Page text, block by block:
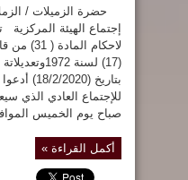
لاجتماع
الهيئة
المركزية
والهيئة
العامة
لنقابة
اطباء
الاسنان
مغلقة
حضرة الزميلات /
إجتماع الهيئة المركزية
لاحكام
(17) لسنة
بتاريخ (18/
للإجتماع العادي الذي
صباح يوم الخميس الموافق 9/4/2020
أكمل القراءة »